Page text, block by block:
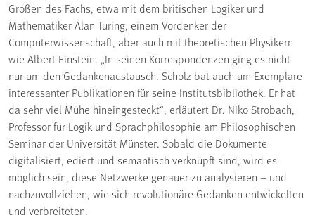
Großen des Fachs, etwa mit dem britischen Logiker und
Mathematiker Alan Turing, einem Vordenker der
Computerwissenschaft, aber auch mit theoretischen Physikern
wie Albert Einstein. „In seinen Korrespondenzen ging es nicht
nur um den Gedankenaustausch. Scholz bat auch um Exemplare
interessanter Publikationen für seine Institutsbibliothek. Er hat
da sehr viel Mühe hineingesteckt“, erläutert Dr. Niko Strobach,
Professor für Logik und Sprachphilosophie am Philosophischen
Seminar der Universität Münster. Sobald die Dokumente
digitalisiert, ediert und semantisch verknüpft sind, wird es
möglich sein, diese Netzwerke genauer zu analysieren – und
nachzuvollziehen, wie sich revolutionäre Gedanken entwickelten
und verbreiteten.